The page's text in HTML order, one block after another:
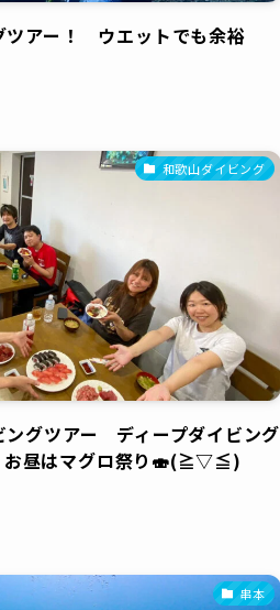
ツアー！ ウエットでも余裕
和歌山ダイビング
グツアー ディープダイビング
お昼はマグロ祭り🍣(≧▽≦)
串本